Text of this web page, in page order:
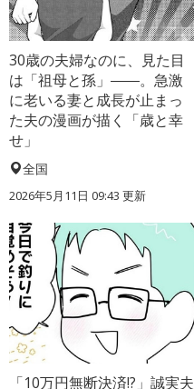
30歳の夫婦なのに、見た目
は「祖母と孫」――。急激
に老いる妻と成長が止まっ
た夫の漫画が描く「歳と幸
せ」
全国
2026年5月11日 09:43 更新
「10万円無断決済!?」誠実夫